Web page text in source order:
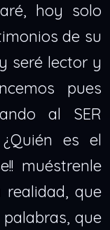
hoy solo
de su
seré lector y
pues
al SER
es el
muéstrenle
que
que